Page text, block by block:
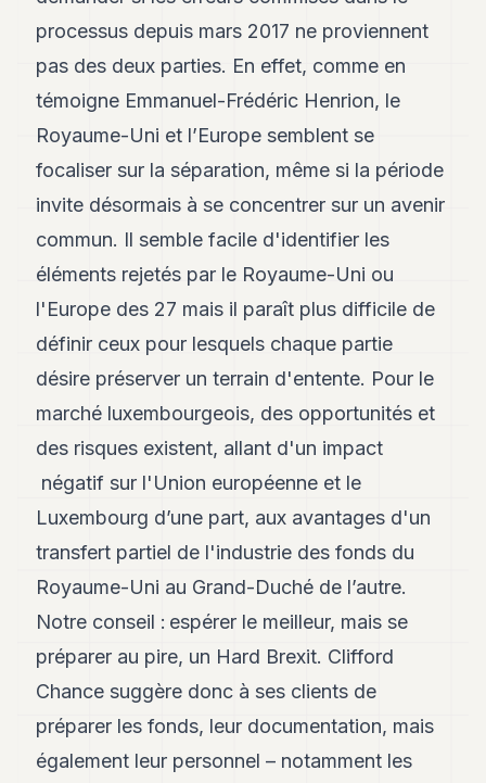
Andy
30
Andy
28
Andy
Andy
24
Andy
23
Andy
Andy
19
18
Andy
Andy
14
13
Andy
12
Andy
Andy
10
processus depuis mars 2017 ne proviennent
pas des deux parties. En effet, comme en
témoigne Emmanuel-Frédéric Henrion, le
Royaume-Uni et l’Europe semblent se
focaliser sur la séparation, même si la période
invite désormais à se concentrer sur un avenir
commun. Il semble facile d'identifier les
éléments rejetés par le Royaume-Uni ou
l'Europe des 27 mais il paraît plus difficile de
définir ceux pour lesquels chaque partie
désire préserver un terrain d'entente. Pour le
marché luxembourgeois, des opportunités et
des risques existent, allant d'un impact
négatif sur l'Union européenne et le
Luxembourg d’une part, aux avantages d'un
transfert partiel de l'industrie des fonds du
Royaume-Uni au Grand-Duché de l’autre.
Notre conseil : espérer le meilleur, mais se
préparer au pire, un Hard Brexit. Clifford
Chance suggère donc à ses clients de
préparer les fonds, leur documentation, mais
également leur personnel – notamment les